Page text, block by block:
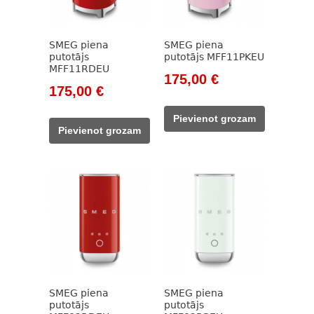
SMEG piena
putotājs
MFF11RDEU
Original
was:
212,00 €.
175,00 €Current
175,00 €.
Pievienot grozam
SMEG piena
putotājs MFF11PKEU
Original
was:
212,00 €.
175,00 €Current
175,00 €.
Pievienot grozam
SMEG piena
putotājs
SMEG piena
putotājs